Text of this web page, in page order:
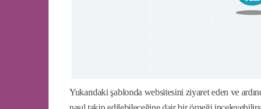
Yukarıdaki şablonda websitesini ziyaret eden ve